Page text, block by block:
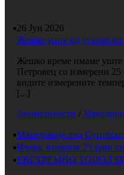
26 Јун 2026
Жешко уште од утрово во
Жешко време имаме уште
Петровец со измерени 25
видите измерените
[...]
Занимливости /
Македонија под
Вчера, вторник 23 јуни
ЕКСТРЕМНО ТОПОЛ